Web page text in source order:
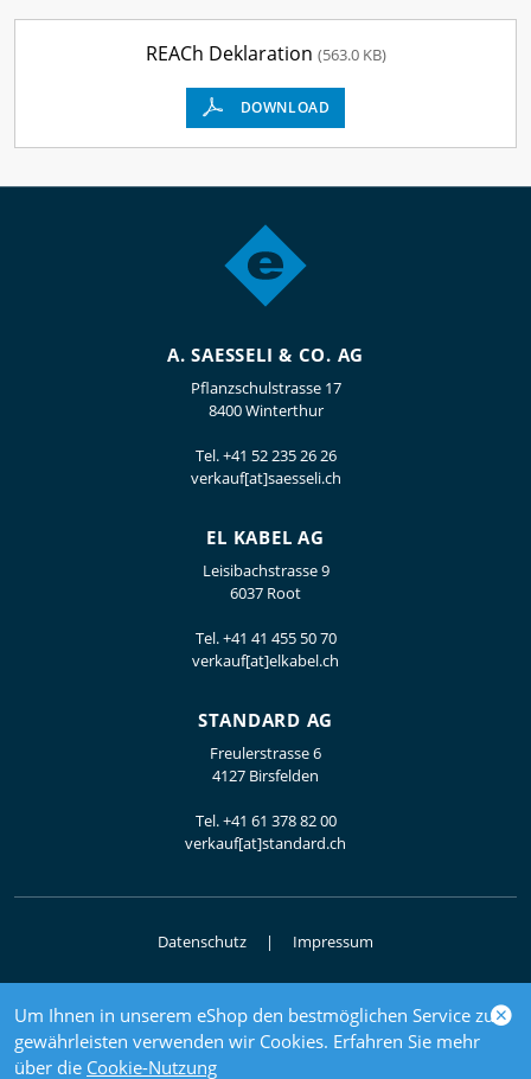
Um Ihnen in unserem eShop den bestmöglichen Service zu
gewährleisten verwenden wir Cookies. Erfahren Sie mehr
über die Cookie-Nutzung
REACh Deklaration (563.0 KB)
DOWNLOAD
A. SAESSELI & CO. AG
Pflanzschulstrasse 17
8400 Winterthur
Tel.+41 52 235 26 26
verkauf[at]saesseli.ch
EL KABEL AG
Leisibachstrasse 9
6037 Root
Tel.+41 41 455 50 70
verkauf[at]elkabel.ch
STANDARD AG
Freulerstrasse 6
4127 Birsfelden
Tel.+41 61 378 82 00
verkauf[at]standard.ch
Datenschutz Impressum
© 2026 Elektrogrosshandel
powered by polynorm